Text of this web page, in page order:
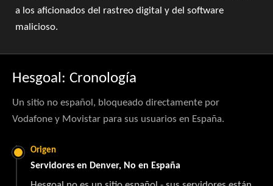
a los aficionados del rastreo digital y del software
malicioso.
Hesgoal: Cronología
Un sitio no español, bloqueado directamente por
Vodafone y Movistar para sus usuarios en España.
Origen
Servidores en Denver, No en España